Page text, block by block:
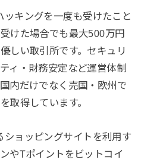
キングを一度も受けたこと
けた場合でも最大500万円
しい取引所です。セキュリ
ィ・財務安定など運営体制
内だけでなく売国・欧州で
取得しています。
ョッピングサイトを利用す
やTポイントをビットコイ